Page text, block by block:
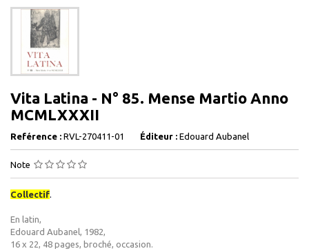
Vita Latina - N° 85. Mense Martio Anno
MCMLXXXII
Reférence : RVL-270411-01 Éditeur : Edouard Aubanel
Note
Collectif.
En latin,
Edouard Aubanel, 1982,
16 x 22, 48 pages, broché, occasion.